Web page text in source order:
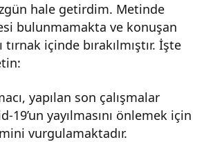
hale getirdim. Metinde
bulunmamakta ve konuşan
tırnak içinde bırakılmıştır. İşte
yapılan son çalışmalar
19’un yayılmasını önlemek için
vurgulamaktadır.